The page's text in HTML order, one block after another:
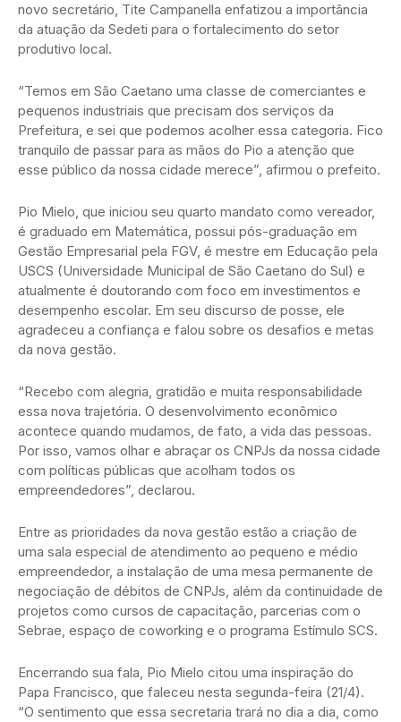
novo secretário, Tite Campanella enfatizou a importância
da atuação da Sedeti para o fortalecimento do setor
produtivo local.
“Temos em São Caetano uma classe de comerciantes e
pequenos industriais que precisam dos serviços da
Prefeitura, e sei que podemos acolher essa categoria. Fico
tranquilo de passar para as mãos do Pio a atenção que
esse público da nossa cidade merece”, afirmou o prefeito.
Pio Mielo, que iniciou seu quarto mandato como vereador,
é graduado em Matemática, possui pós-graduação em
Gestão Empresarial pela FGV, é mestre em Educação pela
USCS (Universidade Municipal de São Caetano do Sul) e
atualmente é doutorando com foco em investimentos e
desempenho escolar. Em seu discurso de posse, ele
agradeceu a confiança e falou sobre os desafios e metas
da nova gestão.
“Recebo com alegria, gratidão e muita responsabilidade
essa nova trajetória. O desenvolvimento econômico
acontece quando mudamos, de fato, a vida das pessoas.
Por isso, vamos olhar e abraçar os CNPJs da nossa cidade
com políticas públicas que acolham todos os
empreendedores”, declarou.
Entre as prioridades da nova gestão estão a criação de
uma sala especial de atendimento ao pequeno e médio
empreendedor, a instalação de uma mesa permanente de
negociação de débitos de CNPJs, além da continuidade de
projetos como cursos de capacitação, parcerias com o
Sebrae, espaço de coworking e o programa Estímulo SCS.
Encerrando sua fala, Pio Mielo citou uma inspiração do
Papa Francisco, que faleceu nesta segunda-feira (21/4).
“O sentimento que essa secretaria trará no dia a dia, como